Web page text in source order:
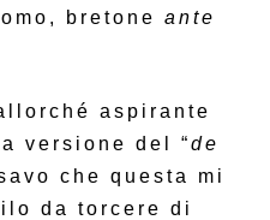
bretone ante
aspirante
versione del “de
che questa mi
da torcere di